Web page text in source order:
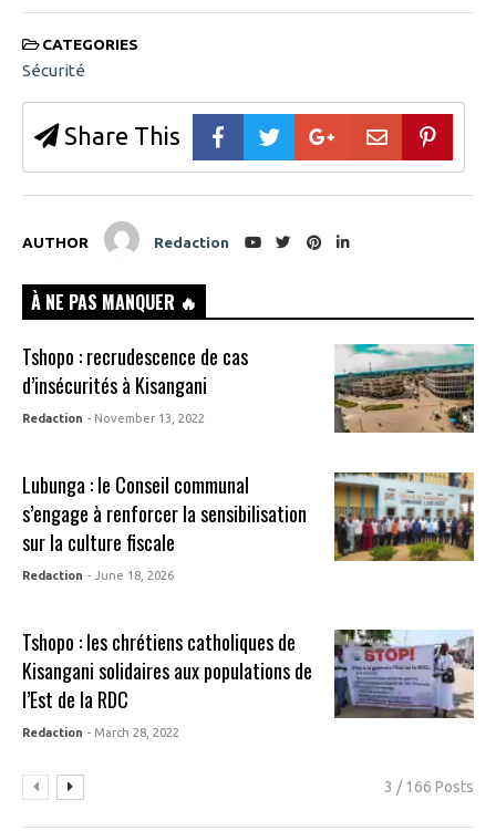
CATEGORIES
Sécurité
Share This
AUTHOR Redaction
À NE PAS MANQUER 🔥
Tshopo : recrudescence de cas
d’insécurités à Kisangani
Redaction - November 13, 2022
Lubunga : le Conseil communal
s’engage à renforcer la sensibilisation
sur la culture fiscale
Redaction - June 18, 2026
Tshopo : les chrétiens catholiques de
Kisangani solidaires aux populations de
l’Est de la RDC
Redaction - March 28, 2022
3 / 166 Posts